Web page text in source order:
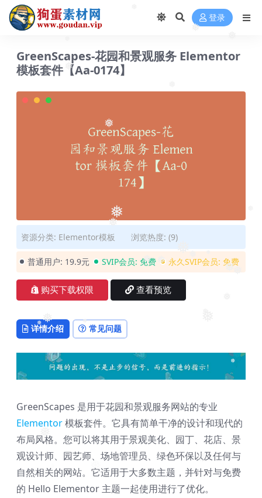
❅
❅
❅ ❅
❅
❅
❅ ❅
❅
❅
❅
❅
❅
❅
❅
❅
❅
登录
GreenScapes-花园和景观服务 Elementor
模板套件【Aa-0174】
资源分类: Elementor模板 浏览热度: (9)
普通用户: 19.9元 SVIP会员: 免费 永久SVIP会员: 免费
购买下载权限 查看预览
详情介绍 常见问题
GreenScapes 是用于花园和景观服务网站的专业
Elementor模板套件。它具有简单干净的设计和现代的
布局风格。您可以将其用于景观美化、园丁、花店、景
观设计师、园艺师、场地管理员、绿色环保以及任何与
自然相关的网站。它适用于大多数主题，并针对与免费
的 Hello Elementor 主题一起使用进行了优化。